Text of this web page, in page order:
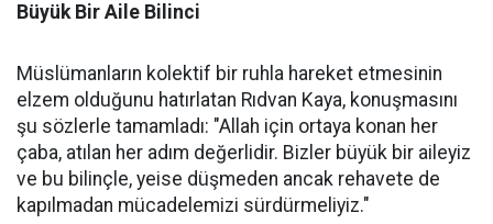
Büyük Bir Aile Bilinci
Müslümanların kolektif bir ruhla hareket etmesinin
elzem olduğunu hatırlatan Rıdvan Kaya, konuşmasını
şu sözlerle tamamladı: "Allah için ortaya konan her
çaba, atılan her adım değerlidir. Bizler büyük bir aileyiz
ve bu bilinçle, yeise düşmeden ancak rehavete de
kapılmadan mücadelemizi sürdürmeliyiz."